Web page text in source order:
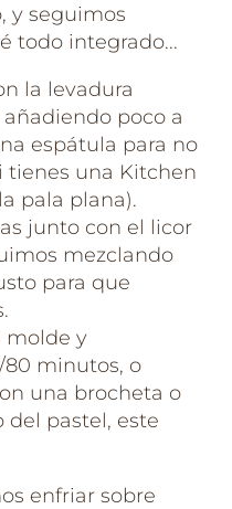
y seguimos
todo integrado.⁣..
la levadura
poco a
espátula para no
tienes una Kitchen
pala plana).
junto con el licor
mezclando
para que
molde y
minutos, o
una brocheta o
del pastel, este
enfriar sobre